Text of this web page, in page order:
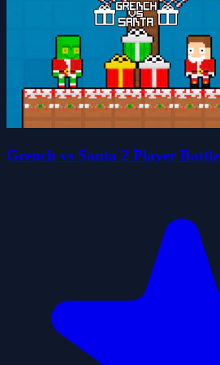
Grench vs Santa 2 Player Battle